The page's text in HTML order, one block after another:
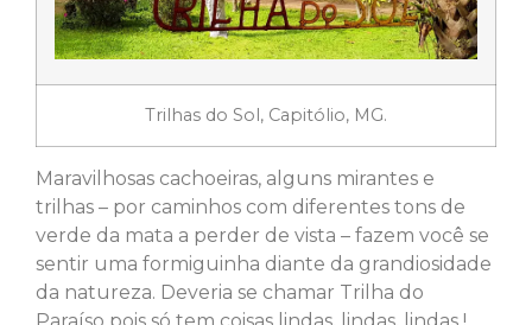
Trilhas do Sol, Capitólio, MG.
Maravilhosas cachoeiras, alguns mirantes e
trilhas – por caminhos com diferentes tons de
verde da mata a perder de vista – fazem você se
sentir uma formiguinha diante da grandiosidade
da natureza. Deveria se chamar Trilha do